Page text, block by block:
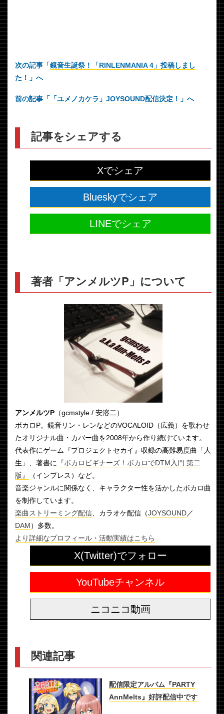
次の記事「鏡音生誕祭！「RINLENMANIA 4」投稿しまし
た！
」へ
前の記事「 「ユメノカケラ」JOYSOUND配信決定！ 」へ
記事をシェアする
Xでシェア
Blueskyでシェア
LINEでシェア
著者「アンメルツP」について
アンメルツP （gcmstyle / 安溶二）
ボカロP。鏡音リン・レンなどのVOCALOID（広義）を歌わせ
たオリジナル曲・カバー曲を2008年から作り続けています。
代表作にゲーム『プロジェクトセカイ』収録の高難易度曲「人
生」、著書に
『ボカロビギナーズ！ボカロでDTM入門 第二
版』
（インプレス）など。
音楽ジャンルに関係なく、キャラクター性を活かしたボカロ曲
を制作しています。
楽曲ストリーミング配信 、カラオケ配信（JOYSOUND／
DAM）多数。
より詳細なプロフィール・活動実績はこちら
X(Twitter)でフォロー
YouTubeチャンネル
ニコニコ動画
関連記事
配信限定アルバム『PARTY
AnnMelts』好評配信中です